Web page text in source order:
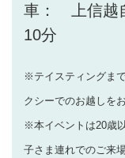
車： 上信越
10分
※テイスティングま
クシーでのお越しを
※本イベントは20歳
子さま連れでのご来